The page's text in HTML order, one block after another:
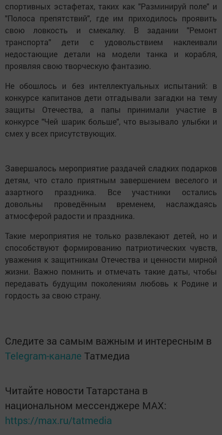
спортивных эстафетах, таких как "Разминируй поле" и
"Полоса препятствий", где им приходилось проявить
свою ловкость и смекалку. В задании "Ремонт
транспорта" дети с удовольствием наклеивали
недостающие детали на модели танка и корабля,
проявляя свою творческую фантазию.
Не обошлось и без интеллектуальных испытаний: в
конкурсе капитанов дети отгадывали загадки на тему
защиты Отечества, а папы принимали участие в
конкурсе "Чей шарик больше", что вызывало улыбки и
смех у всех присутствующих.
Завершалось мероприятие раздачей сладких подарков
детям, что стало приятным завершением веселого и
азартного праздника. Все участники остались
довольны проведённым временем, наслаждаясь
атмосферой радости и праздника.
Такие мероприятия не только развлекают детей, но и
способствуют формированию патриотических чувств,
уважения к защитникам Отечества и ценности мирной
жизни. Важно помнить и отмечать такие даты, чтобы
передавать будущим поколениям любовь к Родине и
гордость за свою страну.
Следите за самым важным и интересным в
Telegram-канале Татмедиа
Читайте новости Татарстана в
национальном мессенджере MАХ:
https://max.ru/tatmedia